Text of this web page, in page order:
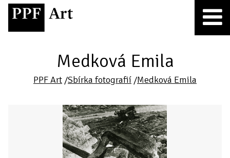
Medková Emila
PPF Art /Sbírka fotografií /Medková Emila